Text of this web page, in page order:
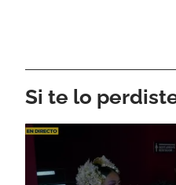
Si te lo